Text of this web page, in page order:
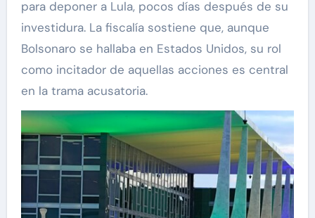
para deponer a Lula, pocos días después de su
investidura. La fiscalía sostiene que, aunque
Bolsonaro se hallaba en Estados Unidos, su rol
como incitador de aquellas acciones es central
en la trama acusatoria.